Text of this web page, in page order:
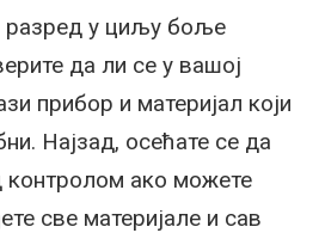
разред у циљу боље
да ли се у вашој
прибор и материјал који
Најзад, осећате се да
контролом ако можете
све материјале и сав